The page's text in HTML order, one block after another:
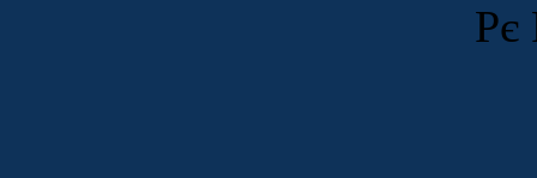
Рє